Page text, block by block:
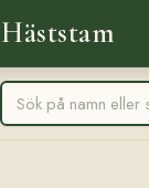
Häststam